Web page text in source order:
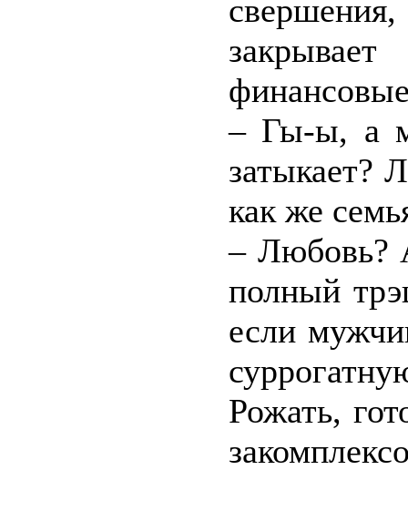
– Гы-ы, а
затыкает?
как же
– Любовь?
полный
если
Рожать,